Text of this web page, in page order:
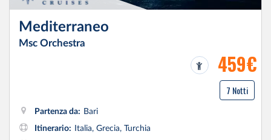
Mediterraneo
Msc Orchestra
459€
7 Notti
Partenza da: Bari
Itinerario:
Italia, Grecia, Turchia